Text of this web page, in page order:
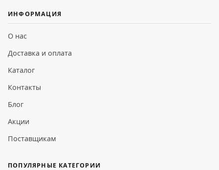
ИНФОРМАЦИЯ
О нас
Доставка и оплата
Каталог
Контакты
Блог
Акции
Поставщикам
ПОПУЛЯРНЫЕ КАТЕГОРИИ